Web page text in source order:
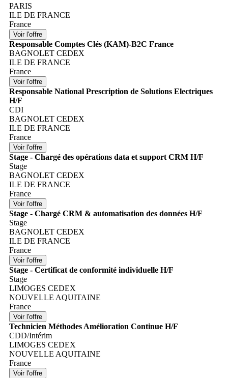
PARIS
ILE DE FRANCE
France
Responsable Comptes Clés (KAM)-B2C France
BAGNOLET CEDEX
ILE DE FRANCE
France
Responsable National Prescription de Solutions Electriques
H/F
CDI
BAGNOLET CEDEX
ILE DE FRANCE
France
Stage - Chargé des opérations data et support CRM H/F
Stage
BAGNOLET CEDEX
ILE DE FRANCE
France
Stage - Chargé CRM & automatisation des données H/F
Stage
BAGNOLET CEDEX
ILE DE FRANCE
France
Stage - Certificat de conformité individuelle H/F
Stage
LIMOGES CEDEX
NOUVELLE AQUITAINE
France
Technicien Méthodes Amélioration Continue H/F
CDD/Intérim
LIMOGES CEDEX
NOUVELLE AQUITAINE
France